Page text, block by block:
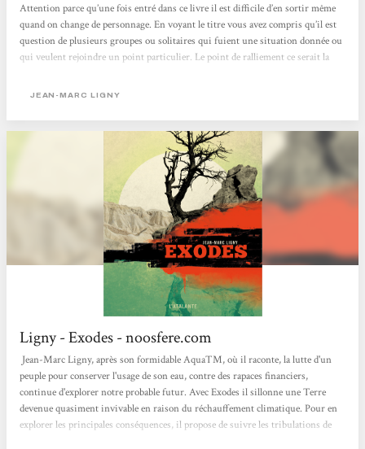
Attention parce qu’une fois entré dans ce livre il est difficile d’en sortir même
quand on change de personnage. En voyant le titre vous avez compris qu’il est
question de plusieurs groupes ou solitaires qui fuient une situation donnée ou
qui veulent rejoindre un point particulier. Le point de ralliement ce serait la
de Boutefeux, des jeunes qui détruisent tout. Ailleurs aussi la mer monte...
JEAN-MARC LIGNY
Ligny - Exodes - noosfere.com
Jean-Marc Ligny, après son formidable AquaTM, où il raconte, la lutte d'un
peuple pour conserver l'usage de son eau, contre des rapaces financiers,
continue d'explorer notre probable futur. Avec Exodes il sillonne une Terre
devenue quasiment invivable en raison du réchauffement climatique. Pour en
explorer les principales conséquences, il propose de suivre les tribulations de